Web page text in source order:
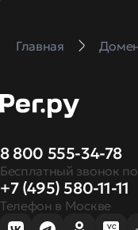
Главная
8 800 555-34-78
Бесплатный звонок
+7 (495) 580-11-11
Телефон в Москве